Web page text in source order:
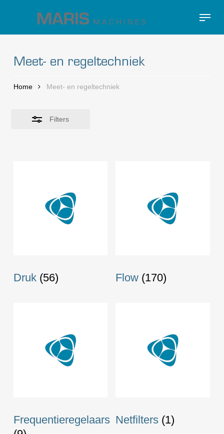
main
Menu
Meet- en regeltechniek
Home Meet- en regeltechniek
Filters
Close
Filters
Druk (56) Flow (170)
Frequentieregelaars Netfilters (1)
Close